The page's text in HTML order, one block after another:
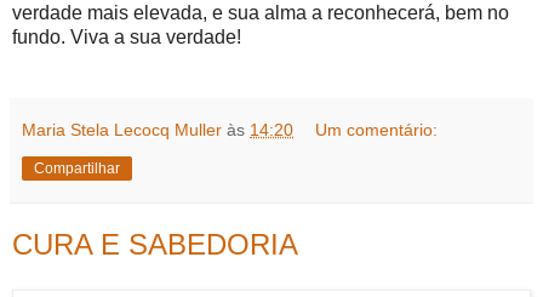
verdade mais elevada, e sua alma a reconhecerá, bem no
fundo. Viva a sua verdade!
Maria Stela Lecocq Muller às 14:20 Um comentário:
Compartilhar
CURA E SABEDORIA